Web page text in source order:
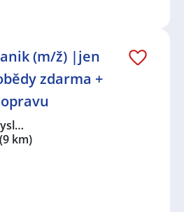
(m/ž) |jen
zdarma +
(9 km)